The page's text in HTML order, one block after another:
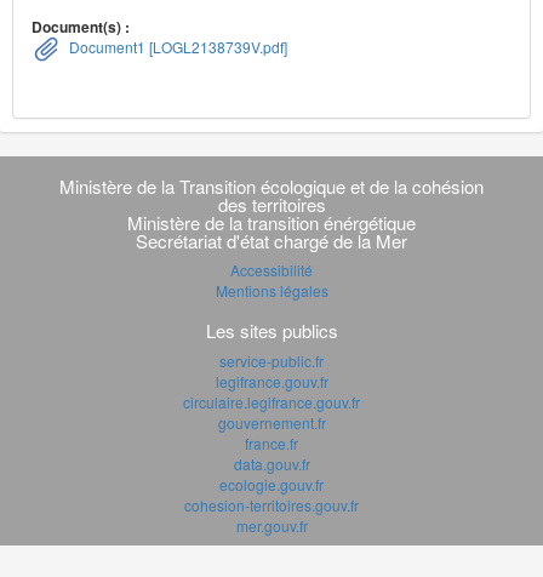
Document(s) :
Document1 [LOGL2138739V.pdf]
Navigation
transverse
Ministère de la Transition écologique et de la cohésion
des territoires
Ministère de la transition énérgétique
Secrétariat d'état chargé de la Mer
Accessibilité
Mentions légales
Les sites publics
service-public.fr
legifrance.gouv.fr
circulaire.legifrance.gouv.fr
gouvernement.fr
france.fr
data.gouv.fr
ecologie.gouv.fr
cohesion-territoires.gouv.fr
mer.gouv.fr